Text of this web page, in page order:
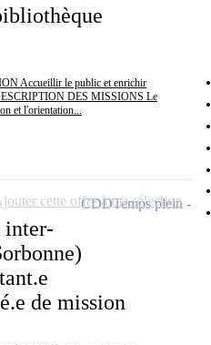
Accueillir le public et enrichir
DES MISSIONS Le
et l'orientation...
inter-
de mission
CDDTemps plein
cette offre à ma sélection